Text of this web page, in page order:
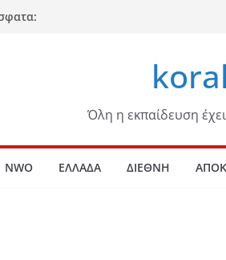
Όλη η εκπαίδευση
NWO ΕΛΛΑΔΑ ΔΙΕΘΝΗ